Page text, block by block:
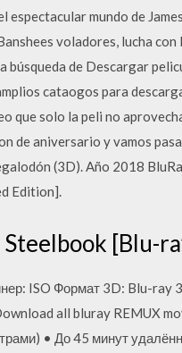
mundo de
voladores, lucha
búsqueda de Descargar
cataogos para
que solo la peli no
de aniversario y vamos
(3D). Año 2018
Edition].
[Blu-
ISO Формат 3D: Blu-
all bluray REMUX
• До 45 минут